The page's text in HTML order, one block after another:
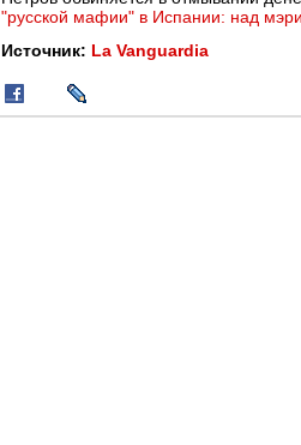
"русской мафии" в Испании: над
Источник: La Vanguardia